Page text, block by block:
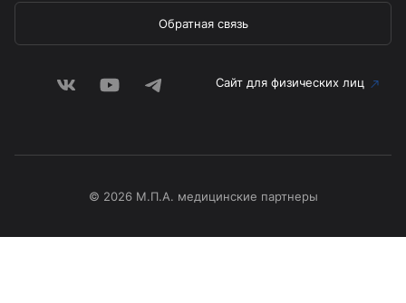
Обратная связь
Сайт для физических лиц
© 2026 М.П.А. медицинские партнеры